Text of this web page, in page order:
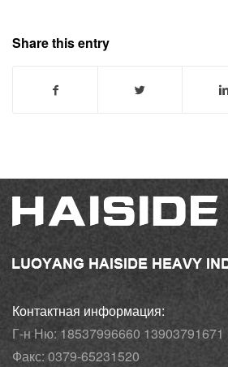
Share this entry
Контактная информация:
Г-н Ню: 18537996660 13903791671
Факс: 0379-65231520